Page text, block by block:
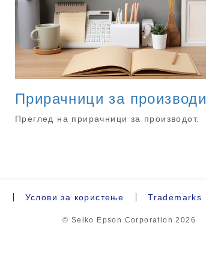
Прирачници за производи
Преглед на прирачници за производот.
Услови за користење Trademarks
© Seiko Epson Corporation2026